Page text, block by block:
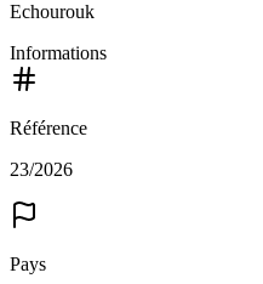
Echourouk
Informations
Référence
23/2026
Pays